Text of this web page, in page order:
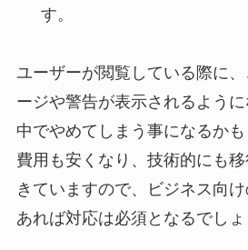
す。
ユーザーが閲覧している際に
ージや警告が表示されるよう
中でやめてしまう事になるかも
費用も安くなり、技術的にも
きていますので、ビジネス向
あれば対応は必須となるでしょ